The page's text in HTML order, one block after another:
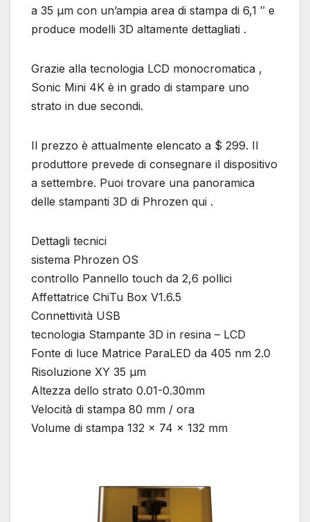
a 35 µm con un’ampia area di stampa di 6,1 ″ e
produce modelli 3D altamente dettagliati .
Grazie alla tecnologia LCD monocromatica ,
Sonic Mini 4K è in grado di stampare uno
strato in due secondi.
Il prezzo è attualmente elencato a $ 299. Il
produttore prevede di consegnare il dispositivo
a settembre. Puoi trovare una panoramica
delle stampanti 3D di Phrozen qui .
Dettagli tecnici
sistema Phrozen OS
controllo Pannello touch da 2,6 pollici
Affettatrice ChiTu Box V1.6.5
Connettività USB
tecnologia Stampante 3D in resina – LCD
Fonte di luce Matrice ParaLED da 405 nm 2.0
Risoluzione XY 35 µm
Altezza dello strato 0.01-0.30mm
Velocità di stampa 80 mm / ora
Volume di stampa 132 x 74 x 132 mm